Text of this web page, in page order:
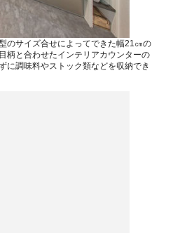
のサイズ合せによってできた幅21㎝の
柄と合わせたインテリアカウンターの
に調味料やストック類などを収納でき